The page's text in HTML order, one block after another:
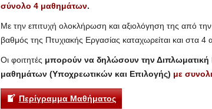
σύνολο 4 μαθημάτων.
Με την επιτυχή ολοκλήρωση και αξιολόγηση της από
βαθμός της Πτυχιακής Εργασίας καταχωρείται και στα 4
Οι φοιτητές μπορούν να δηλώσουν την Διπλωματική
μαθημάτων (Υποχρεωτικών και Επιλογής) με
Περίγραμμα Μαθήματος